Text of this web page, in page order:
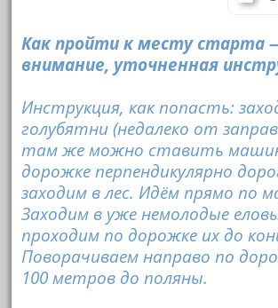
Как пройти к месту старта
внимание, уточненная
Инструкция, как попасть:
голубятни (недалеко от
там же можно ставить
дорожке перпендикулярно
заходим в лес. Идём прямо по
Заходим в уже немолодые
проходим по дорожке их до
Поворачиваем направо по
100 метров до поляны.